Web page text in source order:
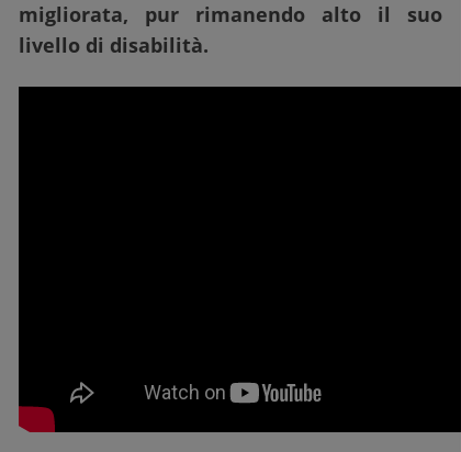
migliorata, pur rimanendo alto il suo
livello di disabilità.